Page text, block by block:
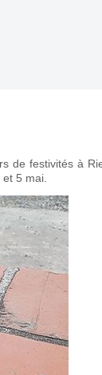
de festivités à
5 mai.